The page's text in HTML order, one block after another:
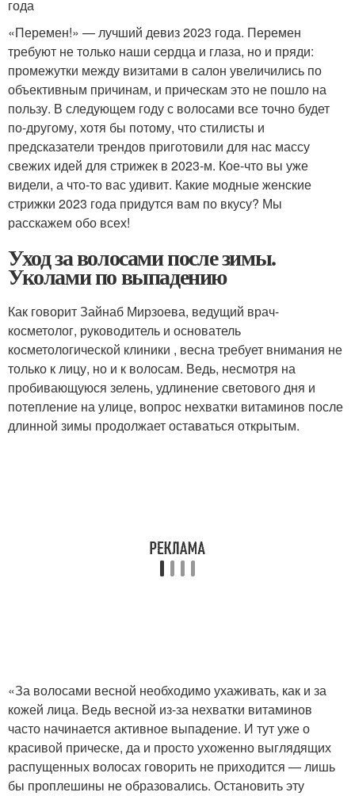
года
«Перемен!» — лучший девиз 2023 года. Перемен
требуют не только наши сердца и глаза, но и пряди:
промежутки между визитами в салон увеличились по
объективным причинам, и прическам это не пошло на
пользу. В следующем году с волосами все точно будет
по-другому, хотя бы потому, что стилисты и
предсказатели трендов приготовили для нас массу
свежих идей для стрижек в 2023-м. Кое-что вы уже
видели, а что-то вас удивит. Какие модные женские
стрижки 2023 года придутся вам по вкусу? Мы
расскажем обо всех!
Уход за волосами после зимы.
Уколами по выпадению
Как говорит Зайнаб Мирзоева, ведущий врач-
косметолог, руководитель и основатель
косметологической клиники , весна требует внимания не
только к лицу, но и к волосам. Ведь, несмотря на
пробивающуюся зелень, удлинение светового дня и
потепление на улице, вопрос нехватки витаминов после
длинной зимы продолжает оставаться открытым.
«За волосами весной необходимо ухаживать, как и за
кожей лица. Ведь весной из-за нехватки витаминов
часто начинается активное выпадение. И тут уже о
красивой прическе, да и просто ухоженно выглядящих
распущенных волосах говорить не приходится — лишь
бы проплешины не образовались. Остановить эту